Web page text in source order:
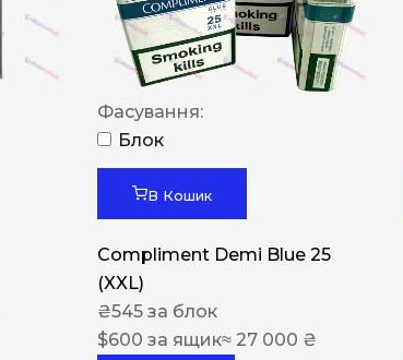
Фасування:
Блок
В Кошик
Compliment Demi Blue 25
(XXL)
₴545 за блок
$600 за ящик≈ 27 000 ₴